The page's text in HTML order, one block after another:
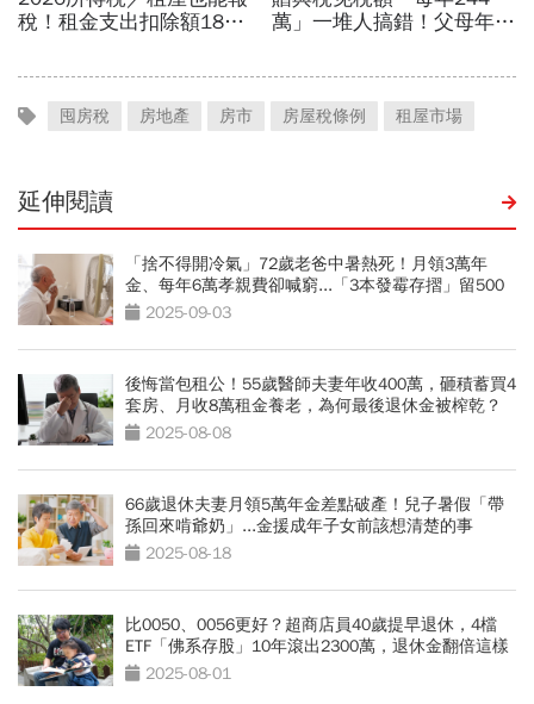
囤房稅 房地產 房市 房屋稅條例 租屋市場
延伸閱讀
「捨不得開冷氣」72歲老爸中暑熱死！月領3萬年
金、每年6萬孝親費卻喊窮...「3本發霉存摺」留500
萬遺產啟示
2025-09-03
後悔當包租公！55歲醫師夫妻年收400萬，砸積蓄買4
套房、月收8萬租金養老，為何最後退休金被榨乾？
2025-08-08
66歲退休夫妻月領5萬年金差點破產！兒子暑假「帶
孫回來啃爺奶」...金援成年子女前該想清楚的事
2025-08-18
比0050、0056更好？超商店員40歲提早退休，4檔
ETF「佛系存股」10年滾出2300萬，退休金翻倍這樣
買 2025-08-01